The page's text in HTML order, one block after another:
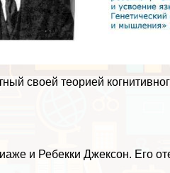
своей теорией
и Ребекки Джексон. Его